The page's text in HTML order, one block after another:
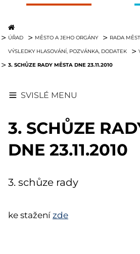
ÚŘAD MĚSTO A JEHO ORGÁNY RADA
VÝSLEDKY HLASOVÁNÍ, POZVÁNKA, DODATEK
3. SCHŮZE RADY MĚSTA DNE 23.11.2010
SVISLÉ MENU
3. SCHŮZE
DNE 23.11.2010
3. schůze rady
ke stažení zde